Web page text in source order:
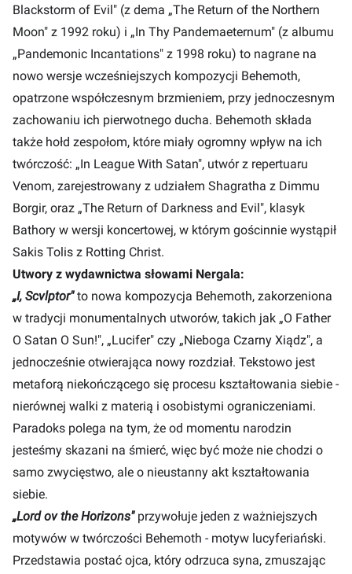
Blackstorm of Evil" (z dema „The Return of the Northern
Moon" z 1992 roku) i „In Thy Pandemaeternum" (z albumu
„Pandemonic Incantations" z 1998 roku) to nagrane na
nowo wersje wcześniejszych kompozycji Behemoth,
opatrzone współczesnym brzmieniem, przy jednoczesnym
zachowaniu ich pierwotnego ducha. Behemoth składa
także hołd zespołom, które miały ogromny wpływ na ich
twórczość: „In League With Satan", utwór z repertuaru
Venom, zarejestrowany z udziałem Shagratha z Dimmu
Borgir, oraz „The Return of Darkness and Evil", klasyk
Bathory w wersji koncertowej, w którym gościnnie wystąpił
Sakis Tolis z Rotting Christ.
Utwory z wydawnictwa słowami Nergala:
„I, Scvlptor"to nowa kompozycja Behemoth, zakorzeniona
w tradycji monumentalnych utworów, takich jak „O Father
O Satan O Sun!", „Lucifer" czy „Nieboga Czarny Xiądz", a
jednocześnie otwierająca nowy rozdział. Tekstowo jest
metaforą niekończącego się procesu kształtowania siebie -
nierównej walki z materią i osobistymi ograniczeniami.
Paradoks polega na tym, że od momentu narodzin
jesteśmy skazani na śmierć, więc być może nie chodzi o
samo zwycięstwo, ale o nieustanny akt kształtowania
siebie.
„Lord ov the Horizons" przywołuje jeden z ważniejszych
motywów w twórczości Behemoth - motyw lucyferiański.
Przedstawia postać ojca, który odrzuca syna, zmuszając